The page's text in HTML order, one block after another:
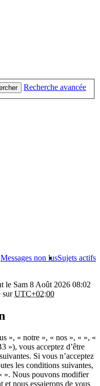
Recherche avancée
Sujets actifs
Messages non lus
le Sam 8 Août 2026 08:02
surUTC+02:00
», « notre », « nos », « », «
»), vous acceptez d’être
Si vous n’acceptez
les conditions suivantes,
». Nous pouvons modifier
et nous essaierons de vous